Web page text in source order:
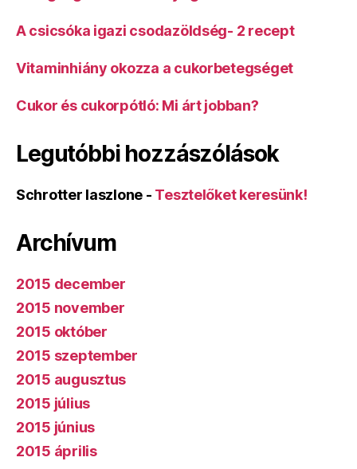
A csicsóka igazi csodazöldség- 2 recept
Vitaminhiány okozza a cukorbetegséget
Cukor és cukorpótló: Mi árt jobban?
Legutóbbi hozzászólások
Schrotter laszlone - Tesztelőket keresünk!
Archívum
2015 december
2015 november
2015 október
2015 szeptember
2015 augusztus
2015 július
2015 június
2015 április